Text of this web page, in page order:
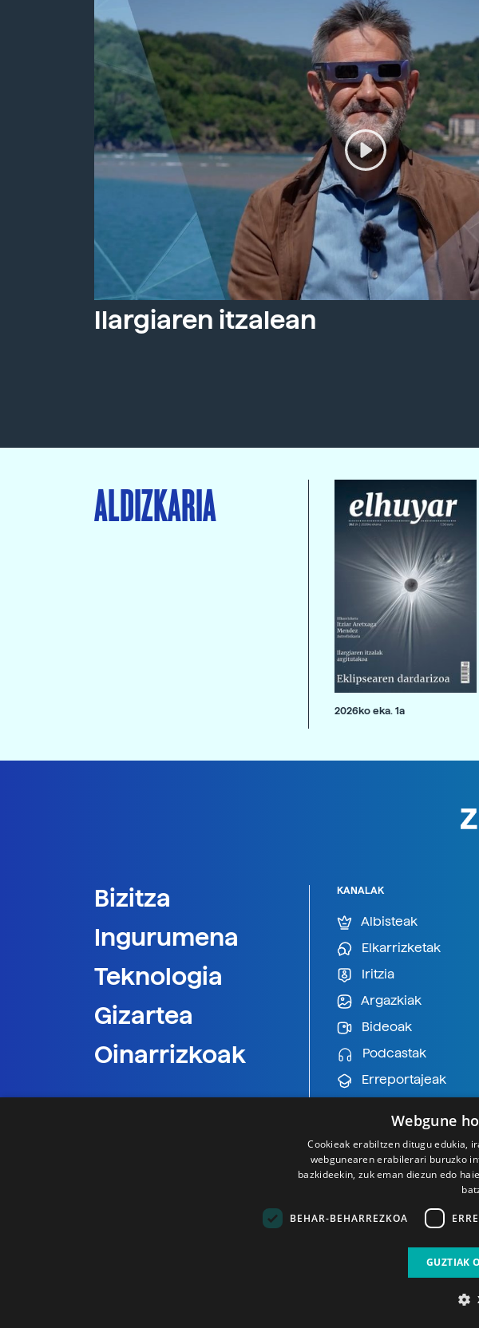
Ilargiaren itzalean
ALDIZKARIA
2026ko eka. 1a
Bizitza
Ingurumena
Teknologia
Gizartea
Oinarrizkoak
KANALAK
Albisteak
Elkarrizketak
Iritzia
Argazkiak
Bideoak
Podcastak
Erreportajeak
Webgune
Cookieak erabiltzen ditugu edukia,
webgunearen erabilerari buruzko
bazkideekin, zuk eman diezun edo
BEHAR-BEHARREZKOA
GUZTIAK